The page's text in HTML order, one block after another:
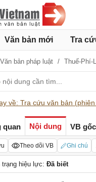
Văn bản mới Tra
Văn bản pháp luật Thuế-Phí-
về: Tra cứu văn bản
quan Nội dung VB gốc
Theo dõi VB Ghi chú
trạng hiệu lực: Đã biết